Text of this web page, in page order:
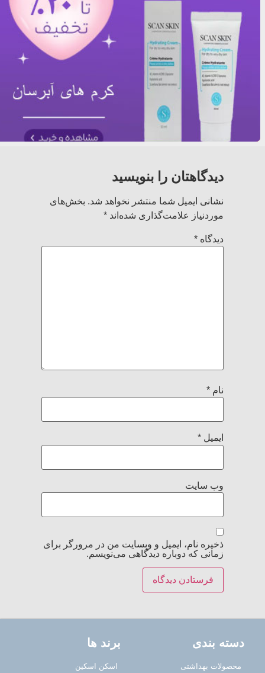
دیدگاهتان را بنویسید
نشانی ایمیل شما منتشر نخواهد شد. بخش‌های
موردنیاز علامت‌گذاری شده‌اند *
دیدگاه*
نام*
ایمیل*
وب‌ سایت
ذخیره نام، ایمیل و وبسایت من در مرورگر برای
زمانی که دوباره دیدگاهی می‌نویسم.
دسته بندی
محصولات بهداشتی
برند ها
اسکن اسکین